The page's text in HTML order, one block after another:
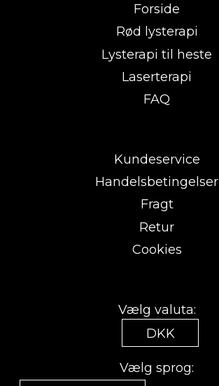
Forside
Rød lysterapi
Lysterapi til heste
Laserterapi
FAQ
Kundeservice
Handelsbetingelser
Fragt
Retur
Cookies
Vælg valuta:
DKK
Vælg sprog: